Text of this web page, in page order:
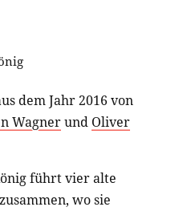
dem Jahr 2016 von
Wagnerund Oliver
führt vier alte
wo sie